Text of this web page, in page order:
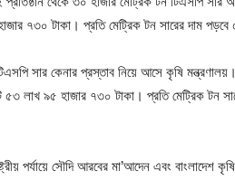
৭৩০ টাকা। প্রতি মেট্রিক টন সারের দাম পড়বে
সার কেনার প্রস্তাব নিয়ে আসে কৃষি
লাখ ৯৫ হাজার ৭৩০ টাকা। প্রতি মেট্রিক টন
পর্যায়ে সৌদি আরবের মা’আদেন এবং বাংলাদেশ